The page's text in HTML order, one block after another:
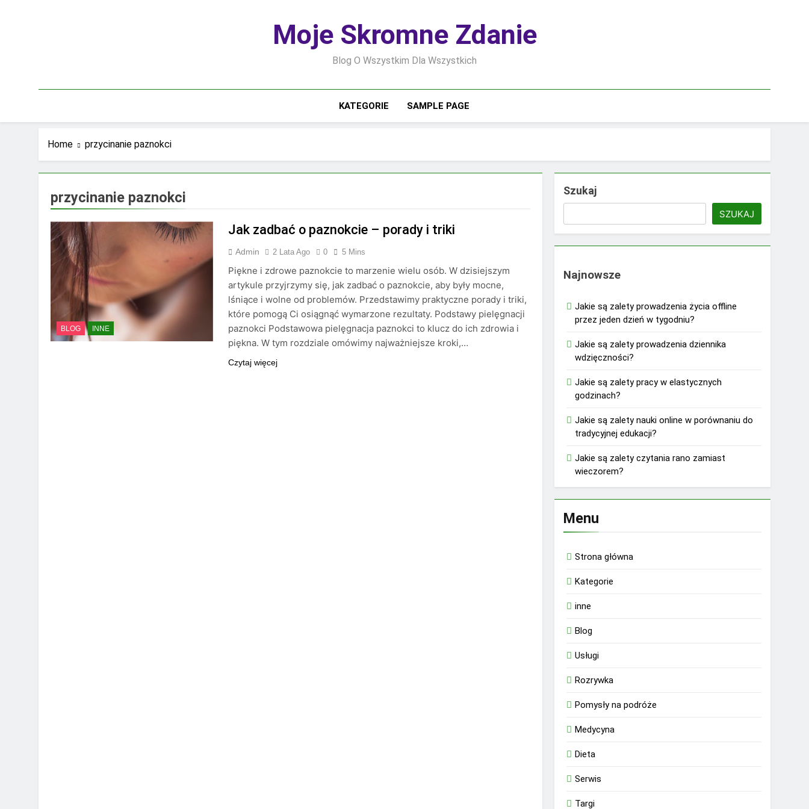
Moje Skromne Zdanie
Blog O Wszystkim Dla Wszystkich
KATEGORIE SAMPLE PAGE
Home przycinanie paznokci
przycinanie paznokci
BLOG INNE
Jak zadbać o paznokcie – porady i triki
Admin 2 Lata Ago 0 5 Mins
Piękne i zdrowe paznokcie to marzenie wielu osób. W dzisiejszym
artykule przyjrzymy się, jak zadbać o paznokcie, aby były mocne,
lśniące i wolne od problemów. Przedstawimy praktyczne porady i triki,
które pomogą Ci osiągnąć wymarzone rezultaty. Podstawy pielęgnacji
paznokci Podstawowa pielęgnacja paznokci to klucz do ich zdrowia i
piękna. W tym rozdziale omówimy najważniejsze kroki,…
Czytaj więcej
Szukaj
SZUKAJ
Najnowsze
Jakie są zalety prowadzenia życia offline
przez jeden dzień w tygodniu?
Jakie są zalety prowadzenia dziennika
wdzięczności?
Jakie są zalety pracy w elastycznych
godzinach?
Jakie są zalety nauki online w porównaniu do
tradycyjnej edukacji?
Jakie są zalety czytania rano zamiast
wieczorem?
Menu
Strona główna
Kategorie
inne
Blog
Usługi
Rozrywka
Pomysły na podróże
Medycyna
Dieta
Serwis
Targi